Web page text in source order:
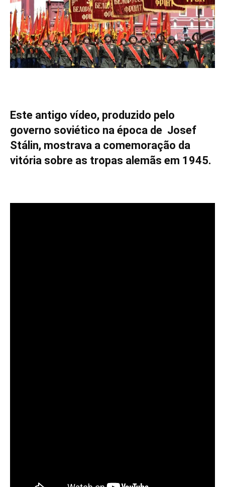
Este antigo vídeo, produzido pelo
governo soviético na época de Josef
Stálin, mostrava a comemoração da
vitória sobre as tropas alemãs em 1945.